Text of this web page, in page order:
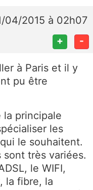
04/2015 à 02h07
+ -
à Paris et il y
pu être
la principale
les
le souhaitent.
sont très variées.
le WIFI,
la fibre, la